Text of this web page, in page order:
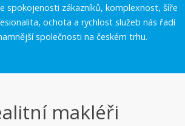
spokojenosti zákazníků, komplexnost, šíře
ochota a rychlost služeb nás řadí
společnosti na českém trhu.
makléři